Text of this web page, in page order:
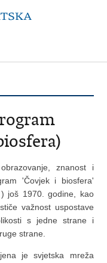
znanost i
'Čovjek i biosfera'
) još 1970. godine, kao
važnost uspostave
s jedne strane i
strane.
je svjetska mreža